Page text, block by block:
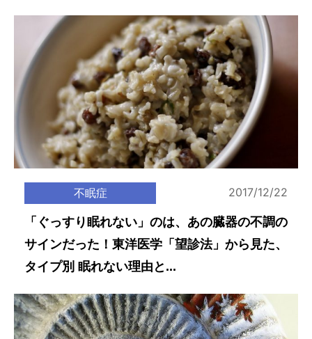
不眠症 2017/12/22
「ぐっすり眠れない」のは、あの臓器の不調の
サインだった！東洋医学「望診法」から見た、
タイプ別 眠れない理由と...